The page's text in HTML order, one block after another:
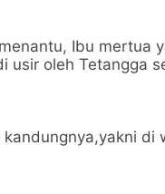
Ibu mertua
usir oleh Tetangga
di